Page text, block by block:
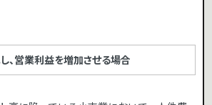
、営業利益を増加させる場合